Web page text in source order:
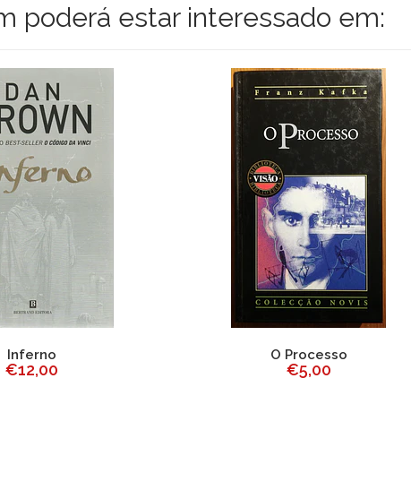
poderá estar interessado em:
Inferno
€12,00
O Processo
€5,00